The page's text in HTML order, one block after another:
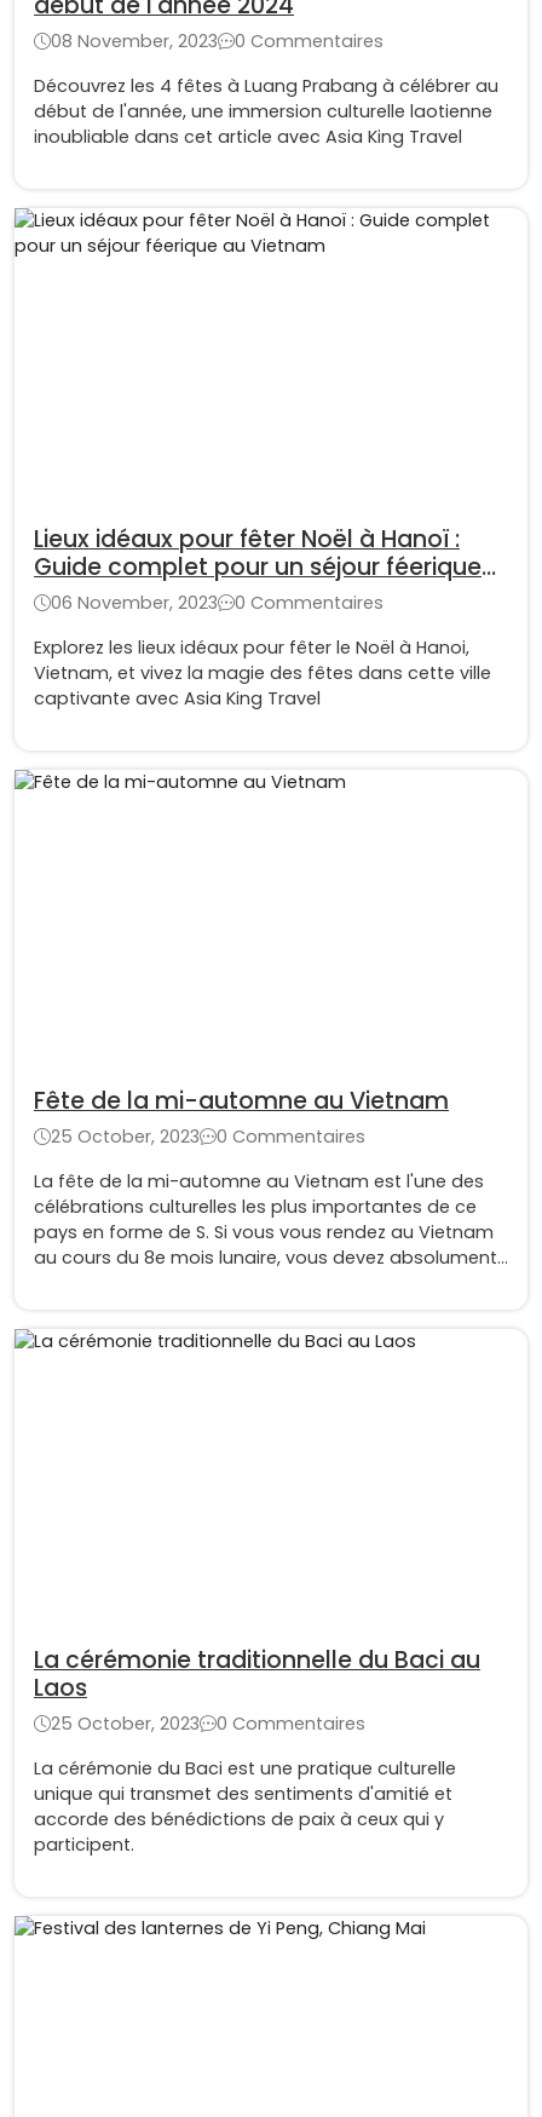
08 November, 2023
0 Commentaires
Découvrez les 4 fêtes à Luang Prabang à célébrer au
début de l'année, une immersion culturelle laotienne
inoubliable dans cet article avec Asia King Travel
Lieux idéaux pour fêter Noël à Hanoï :
Guide complet pour un séjour féerique
au Vietnam
06 November, 2023
0 Commentaires
Explorez les lieux idéaux pour fêter le Noël à Hanoi,
Vietnam, et vivez la magie des fêtes dans cette ville
captivante avec Asia King Travel
Fête de la mi-automne au Vietnam
25 October, 2023
0 Commentaires
La fête de la mi-automne au Vietnam est l'une des
célébrations culturelles les plus importantes de ce
pays en forme de S. Si vous vous rendez au Vietnam
au cours du 8e mois lunaire, vous devez absolument
La cérémonie traditionnelle du Baci au
Laos
25 October, 2023
0 Commentaires
La cérémonie du Baci est une pratique culturelle
unique qui transmet des sentiments d'amitié et
accorde des bénédictions de paix à ceux qui y
participent.